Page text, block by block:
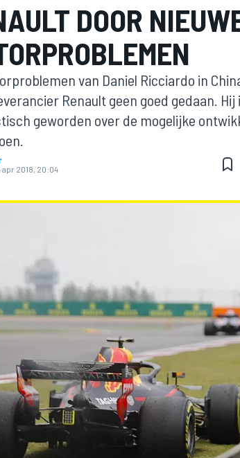
DOOR
van Daniel Ricciardo in
Renault geen goed gedaan.
geworden over de mogelijke
apr 2018, 20:04